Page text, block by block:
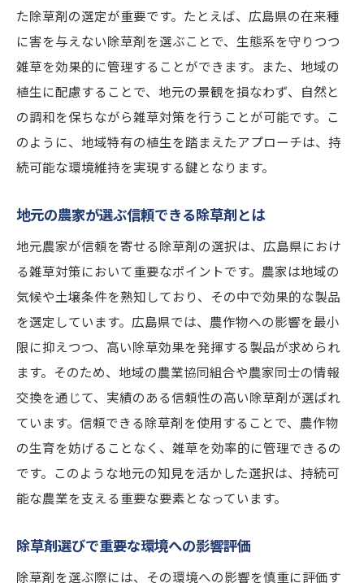
た除草剤の選定が重要です。たとえば、広島県の在来種
に害を与えない除草剤を選ぶことで、生態系を守りつつ
雑草を効果的に管理することができます。また、地域の
植生に配慮することで、地元の景観を損なわず、自然と
の調和を保ちながら雑草対策を行うことが可能です。こ
のように、地域特有の植生を踏まえたアプローチは、持
続可能な環境維持を実現する鍵となります。
地元の農家が選ぶ信頼できる除草剤とは
地元農家が信頼を寄せる除草剤の選択は、広島県におけ
る雑草対策において重要なポイントです。農家は地域の
気候や土壌条件を熟知しており、その中で効果的な製品
を選定しています。広島県では、農作物への影響を最小
限に抑えつつ、高い除草効果を発揮する製品が求められ
ます。そのため、地域の農業協同組合や農家同士の情報
交換を通じて、実績のある信頼性の高い除草剤が選ばれ
ています。信頼できる除草剤を使用することで、農作物
の生育を妨げることなく、雑草を効率的に管理できるの
です。このような地元の知見を活かした選択は、持続可
能な農業を支える重要な要素となっています。
除草剤選びで重要な環境への影響評価
除草剤を選ぶ際には、その環境への影響を慎重に評価す